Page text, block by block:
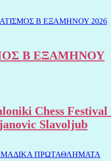
Β ΕΞΑΜΗΝΟΥ
Chess Festival
Slavoljub